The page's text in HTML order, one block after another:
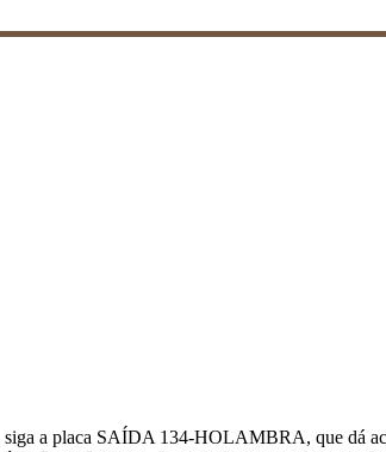
a placa SAÍDA 134-HOLAMBRA, que dá